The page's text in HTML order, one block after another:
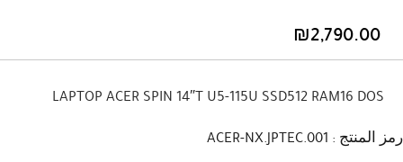
₪2,790.00
LAPTOP ACER SPIN 14″T U5-115U SSD512 RAM16 DOS
رمز المنتج : ACER-NX.JPTEC.001